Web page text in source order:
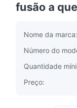
fusão a
Nome da marca:
Número do
Quantidade
Preço: